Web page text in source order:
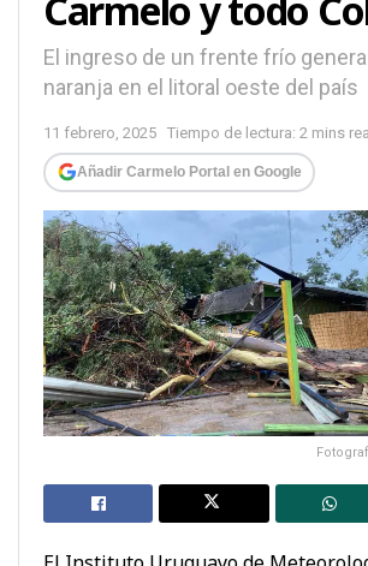
El ingreso de un frente frío
naranja en el litoral oeste del país
11 febrero, 2025 Tiempo de lectura: 2 mins
Añadir Carmelo Portal en Google